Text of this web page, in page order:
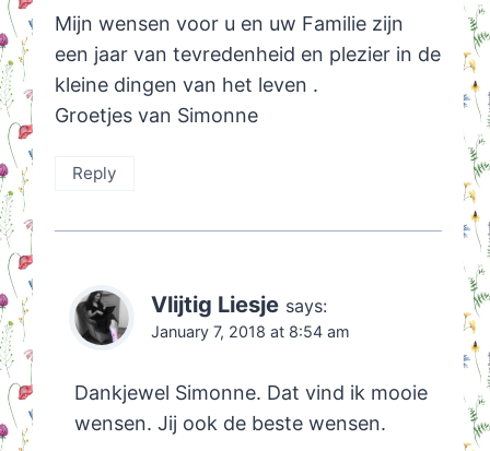
Mijn wensen voor u en uw Familie zijn
een jaar van tevredenheid en plezier in de
kleine dingen van het leven .
Groetjes van Simonne
Reply
Vlijtig Liesje says:
January 7, 2018 at 8:54 am
Dankjewel Simonne. Dat vind ik mooie
wensen. Jij ook de beste wensen.